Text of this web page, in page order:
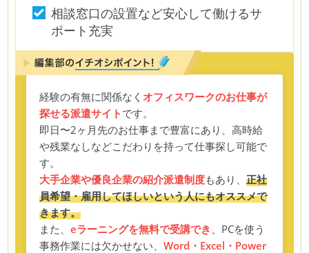
相談窓口の設置など安心して働けるサ
ポート充実
経験の有無に関係なく オフィスワークのお仕事が
探せる派遣サイト です。
即日〜2ヶ月先のお仕事まで豊富にあり、高時給
や残業なしなどこだわりを持って仕事探し可能で
す。
大手企業や優良企業の紹介派遣制度もあり、正社
員希望・雇用してほしいという人にもオススメで
きます。
また、eラーニングを無料で受講でき
、PCを使う
事務作業には欠かせない、Word・Excel・Power